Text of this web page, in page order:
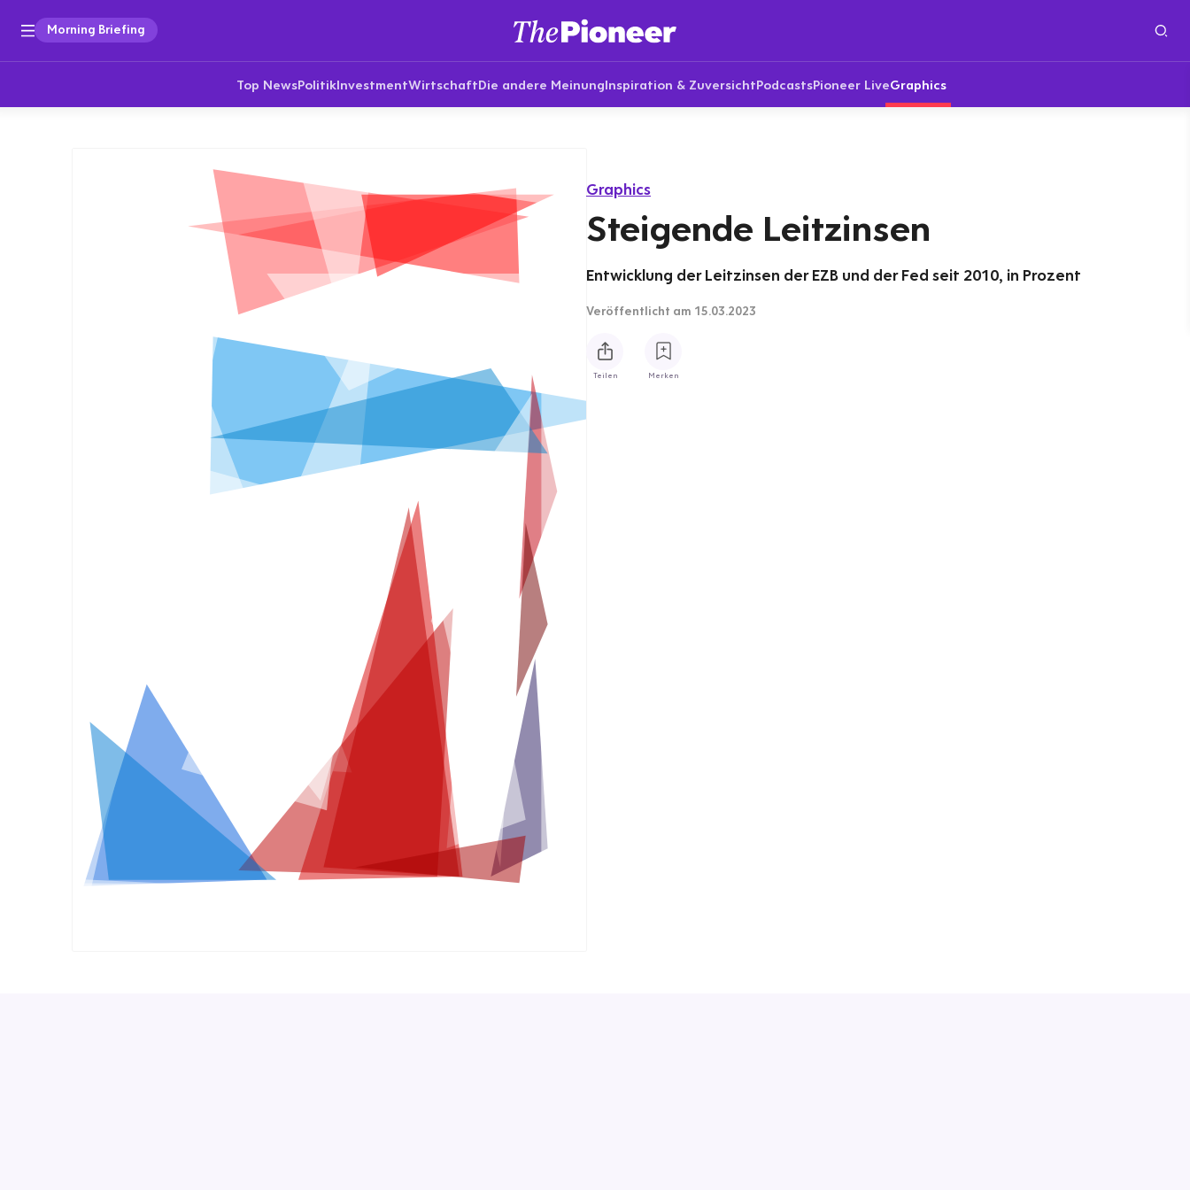
Morning Briefing
Top NewsPolitikInvestmentWirtschaftDie andere MeinungInspiration & ZuversichtPodcastsPioneer LiveGraphics
Graphics
Steigende Leitzinsen
Entwicklung der Leitzinsen der EZB und der Fed seit 2010, in Prozent
Veröffentlicht am 15.03.2023
Teilen Merken